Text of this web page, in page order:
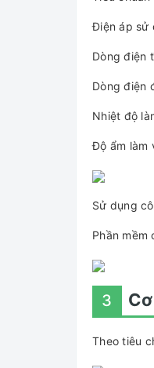
Điện áp sử
Dòng điện
Dòng điện
Nhiệt độ
Độ ẩm làm
Sử dụng
Phần mềm
3
Theo tiêu